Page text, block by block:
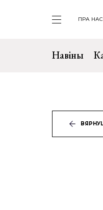
ПРА НАС
Навіны